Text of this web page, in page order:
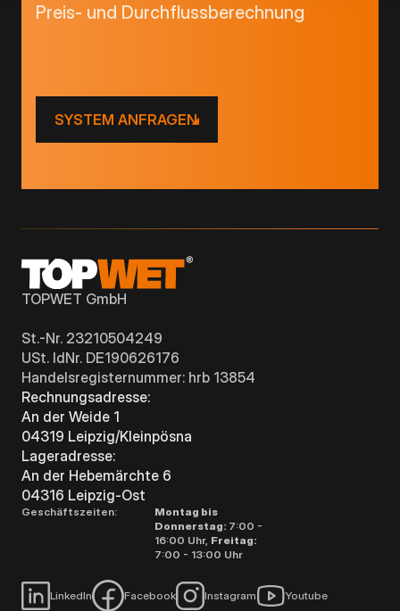
Preis- und Durchflussberechnung
SYSTEM ANFRAGEN
TOPWET GmbH
St.-Nr. 23210504249
USt. IdNr. DE190626176
Handelsregisternummer: hrb 13854
Rechnungsadresse:
An der Weide 1
04319 Leipzig/Kleinpösna
Lageradresse:
An der Hebemärchte 6
04316 Leipzig-Ost
Geschäftszeiten:
Montag bis
Donnerstag: 7:00 -
16:00 Uhr, Freitag:
7:00 - 13:00 Uhr
LinkedIn Facebook Instagram Youtube